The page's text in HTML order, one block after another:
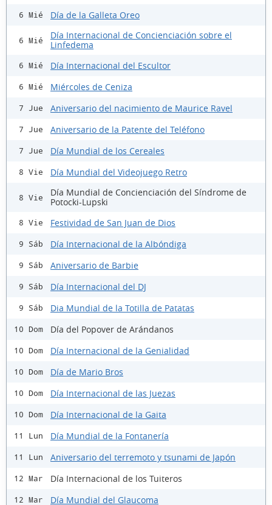
6 Mié Día de la Galleta Oreo
6 Mié
Día Internacional de Concienciación sobre el
Linfedema
6 Mié Día Internacional del Escultor
6 Mié Miércoles de Ceniza
7 Jue Aniversario del nacimiento de Maurice Ravel
7 Jue Aniversario de la Patente del Teléfono
7 Jue Día Mundial de los Cereales
8 Vie Día Mundial del Videojuego Retro
8 Vie
Día Mundial de Concienciación del Síndrome de
Potocki-Lupski
8 Vie Festividad de San Juan de Dios
9 Sáb Día Internacional de la Albóndiga
9 Sáb Aniversario de Barbie
9 Sáb Día Internacional del DJ
9 Sáb Dia Mundial de la Totilla de Patatas
10 Dom Día del Popover de Arándanos
10 Dom Día Internacional de la Genialidad
10 Dom Día de Mario Bros
10 Dom Día Internacional de las Juezas
10 Dom Día Internacional de la Gaita
11 Lun Día Mundial de la Fontanería
11 Lun Aniversario del terremoto y tsunami de Japón
12 Mar Día Internacional de los Tuiteros
12 Mar Día Mundial del Glaucoma